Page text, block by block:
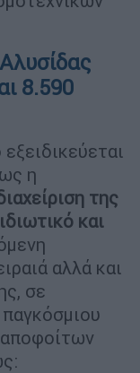
8.590
η
της
και
αλλά και
σε